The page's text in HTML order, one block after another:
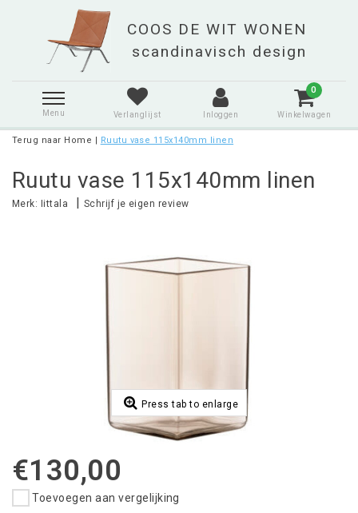
Menu Verlanglijst Inloggen
0
Winkelwagen
Terug naar Home | Ruutu vase 115x140mm linen
Ruutu vase 115x140mm linen
Merk: Iittala | Schrijf je eigen review
Press tab to enlarge
€130,00
Toevoegen aan vergelijking